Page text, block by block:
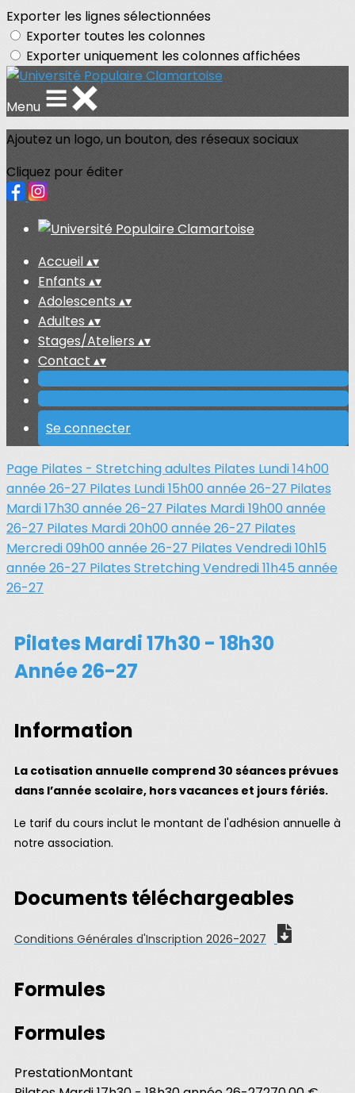
Exporter les lignes sélectionnées
Exporter toutes les colonnes
Exporter uniquement les colonnes affichées
Menu
Ajoutez un logo, un bouton, des réseaux sociaux
Cliquez pour éditer
Accueil▴▾
Enfants▴▾
Adolescents ▴▾
Adultes ▴▾
Stages/Ateliers▴▾
Contact ▴▾
Se connecter
Page Pilates - Stretching adultes Pilates Lundi 14h00
année 26-27 Pilates Lundi 15h00 année 26-27 Pilates
Mardi 17h30 année 26-27 Pilates Mardi 19h00 année
26-27 Pilates Mardi 20h00 année 26-27 Pilates
Mercredi 09h00 année 26-27 Pilates Vendredi 10h15
année 26-27 Pilates Stretching Vendredi 11h45 année
26-27
Pilates Mardi 17h30 - 18h30
Année 26-27
Information
La cotisation annuelle comprend 30 séances prévues
dans l’année scolaire, hors vacances et jours fériés.
Le tarif du cours inclut le montant de l'adhésion annuelle à
notre association.
Documents téléchargeables
Conditions Générales d'Inscription 2026-2027
Formules
Formules
PrestationMontant